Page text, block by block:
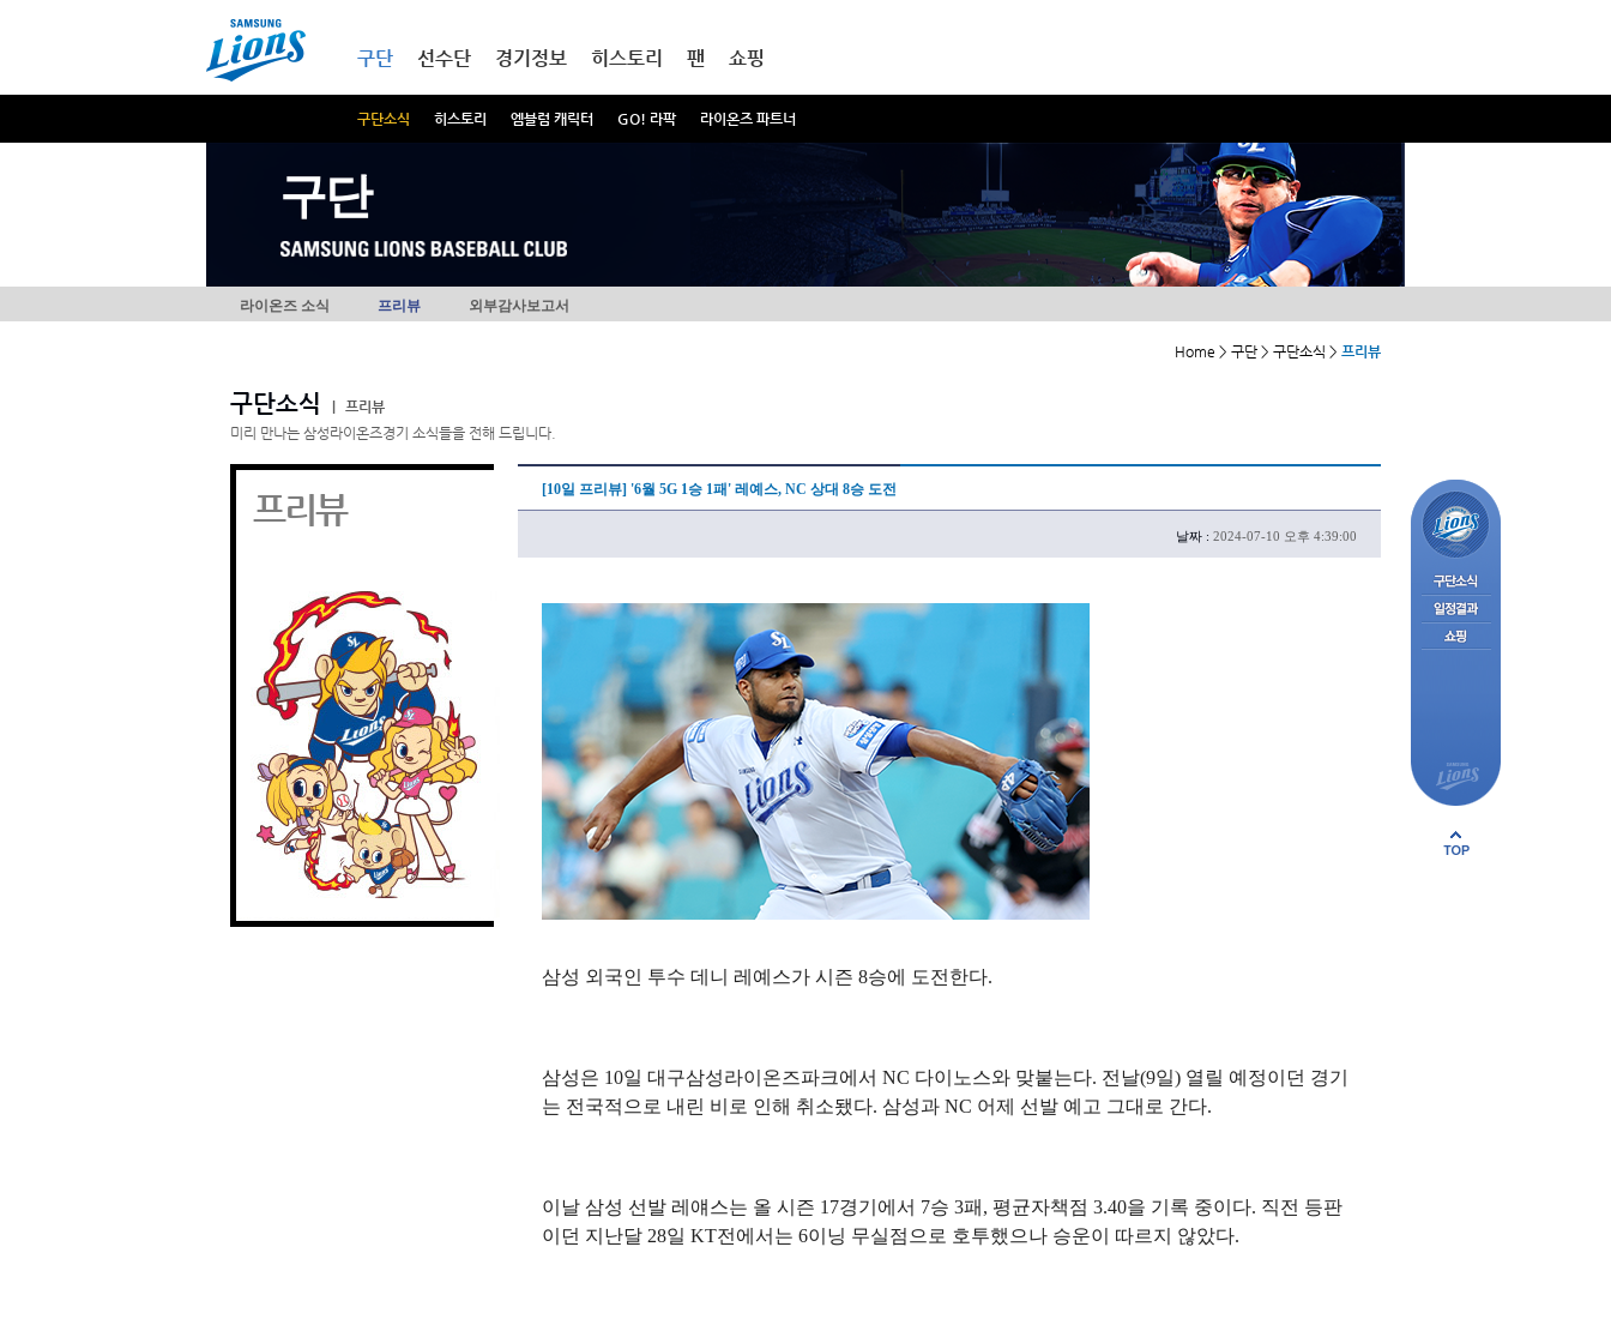
구단
구단소식 히스토리 엠블럼 캐릭터 GO! 라팍 라이온즈 파트너
선수단 경기정보 히스토리 팬 쇼핑
구단
라이온즈 소식 프리뷰 외부감사보고서
Home > 구단 > 구단소식 > 프리뷰
구단소식
프리뷰
미리 만나는 삼성라이온즈경기 소식들을 전해 드립니다.
프리뷰 [10일 프리뷰] '6월 5G 1승 1패' 레예스, NC 상대 8승 도전
날짜 : 2024-07-10 오후 4:39:00
삼성 외국인 투수 데니 레예스가 시즌 8승에 도전한다.
삼성은 10일 대구삼성라이온즈파크에서 NC 다이노스와 맞붙는다. 전날(9일) 열릴 예정이던 경기
는 전국적으로 내린 비로 인해 취소됐다. 삼성과 NC 어제 선발 예고 그대로 간다.
이날 삼성 선발 레얘스는 올 시즌 17경기에서 7승 3패, 평균자책점 3.40을 기록 중이다. 직전 등판
이던 지난달 28일 KT전에서는 6이닝 무실점으로 호투했으나 승운이 따르지 않았다.